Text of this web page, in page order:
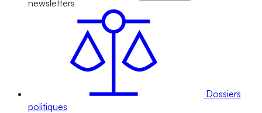
newsletters
Dossiers
politiques